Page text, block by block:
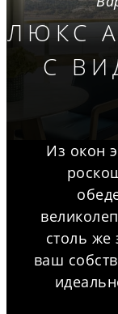
ЛЮКС
С
Из окон
столь же
ваш